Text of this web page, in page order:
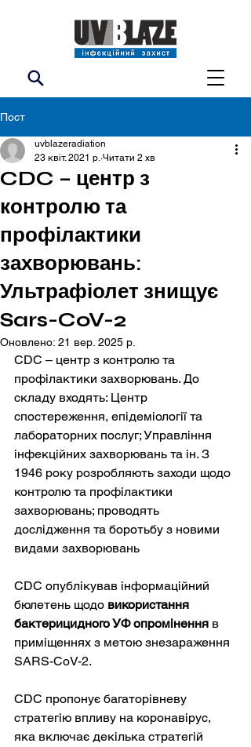
Пост
CDC – центр з
контролю та
профілактики
захворювань:
Ультрафіолет знищує
Sars-CoV-2
uvblazeradiation
23 квіт. 2021 р. Читати 2 хв
Оновлено: 21 вер. 2025 р.
CDC – центр з контролю та
профілактики захворювань. До
складу входять: Центр
спостереження, епідеміології та
лабораторних послуг; Управління
інфекційних захворювань та ін. З
1946 року розробляють заходи щодо
контролю та профілактики
захворювань; проводять
дослідження та боротьбу з новими
видами захворювань
CDC опублікував інформаційний
бюлетень щодо використання
бактерицидного УФ опромінення в
приміщеннях з метою знезараження
CDC пропонує багаторівневу
стратегію впливу на коронавірус,
яка включає декілька стратегій